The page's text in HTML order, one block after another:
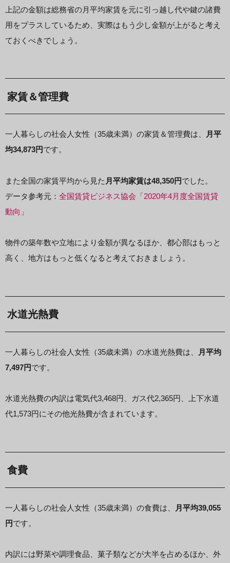
上記の金額は総務省の月平均家賃を元に引っ越し代や鍵の諸費
用をプラスしているため、実際はもう少し金額が上がると考え
ておくべきでしょう。
家賃＆管理費
一人暮らしの社会人女性（35歳未満）の家賃＆管理費は、
月平
均34,873円です。
また全国の家賃平均から見た 月平均家賃は48,350円でした。
データ参考元： 全国賃貸ビジネス協会「2020年4月度全国賃貸
動向」
物件の築年数や立地により金額が異なるほか、都心部はもっと
高く、地方はもっと低くなると考えておきましょう。
水道光熱費
一人暮らしの社会人女性（35歳未満）の水道光熱費は、
月平均
7,497円です。
水道光熱費の内訳は電気代3,468円、ガス代2,365円、上下水道
代1,573円にその他光熱費が含まれています。
食費
一人暮らしの社会人女性（35歳未満）の食費は、
月平均39,055
円です。
内訳には野菜や調理食品、菓子類などが大半を占めるほか、外